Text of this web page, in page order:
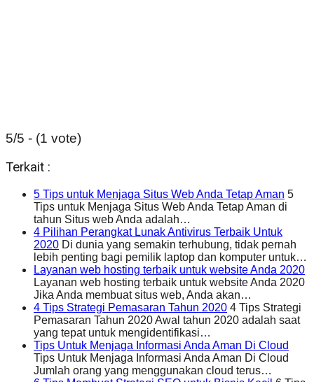
5/5 - (1 vote)
Terkait :
5 Tips untuk Menjaga Situs Web Anda Tetap Aman 5
Tips untuk Menjaga Situs Web Anda Tetap Aman di
tahun Situs web Anda adalah…
4 Pilihan Perangkat Lunak Antivirus Terbaik Untuk
2020 Di dunia yang semakin terhubung, tidak pernah
lebih penting bagi pemilik laptop dan komputer untuk…
Layanan web hosting terbaik untuk website Anda 2020
Layanan web hosting terbaik untuk website Anda 2020
Jika Anda membuat situs web, Anda akan…
4 Tips Strategi Pemasaran Tahun 2020 4 Tips Strategi
Pemasaran Tahun 2020 Awal tahun 2020 adalah saat
yang tepat untuk mengidentifikasi…
Tips Untuk Menjaga Informasi Anda Aman Di Cloud
Tips Untuk Menjaga Informasi Anda Aman Di Cloud
Jumlah orang yang menggunakan cloud terus…